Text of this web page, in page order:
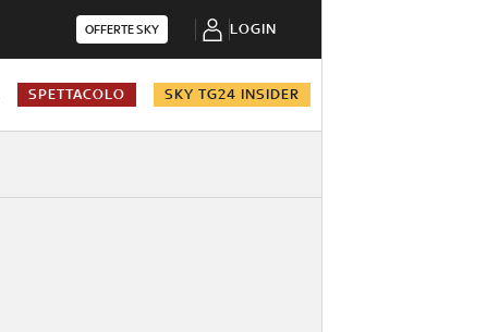
OFFERTE SKY LOGIN
SPETTACOLO SKY TG24 INSIDER